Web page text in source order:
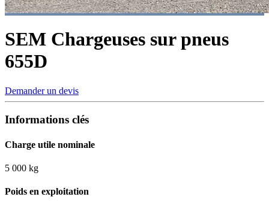
SEM Chargeuses sur pneus
655D
Demander un devis
Informations clés
Charge utile nominale
5 000 kg
Poids en exploitation